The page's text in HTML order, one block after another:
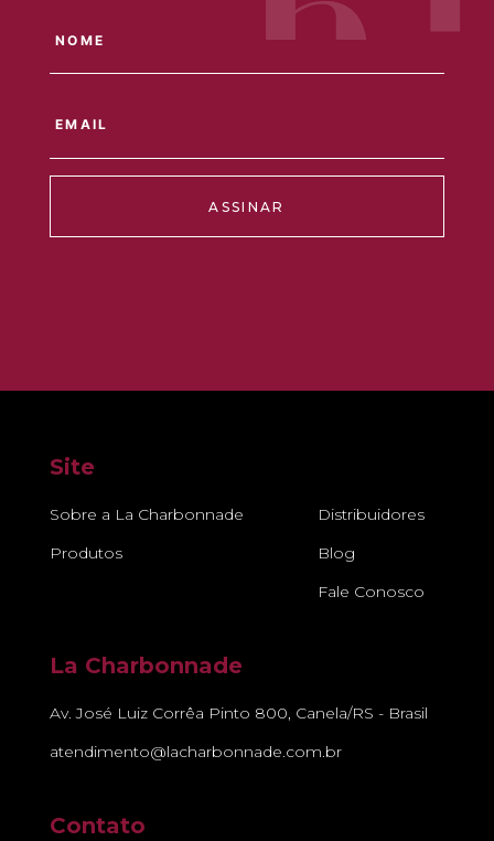
ASSINAR
Site
Sobre a La Charbonnade
Produtos
Distribuidores
Blog
Fale Conosco
La Charbonnade
Av. José Luiz Corrêa Pinto 800, Canela/RS - Brasil
atendimento@lacharbonnade.com.br
Contato